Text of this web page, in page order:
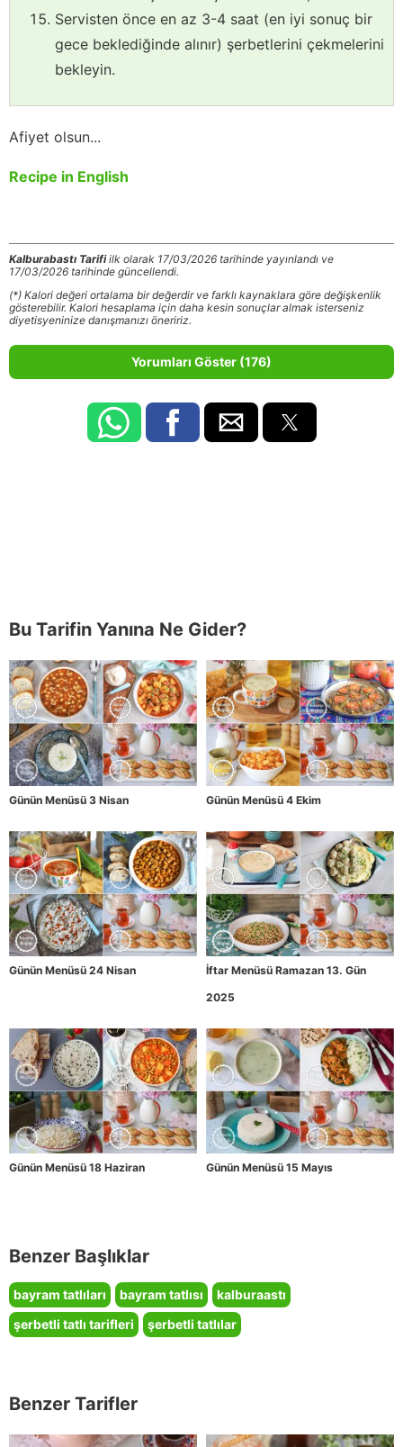
Servisten önce en az 3-4 saat (en iyi sonuç bir
gece beklediğinde alınır) şerbetlerini çekmelerini
bekleyin.
Afiyet olsun...
Recipe in English
Kalburabastı Tarifiilk olarak 17/03/2026 tarihinde yayınlandı ve
17/03/2026 tarihinde güncellendi.
(*) Kalori değeri ortalama bir değerdir ve farklı kaynaklara göre değişkenlik
gösterebilir. Kalori hesaplama için daha kesin sonuçlar almak isterseniz
diyetisyeninize danışmanızı öneririz.
Yorumları Göster (176)
Bu Tarifin Yanına Ne Gider?
Günün Menüsü 3 Nisan Günün Menüsü 4 Ekim
Günün Menüsü 24 Nisan
İftar Menüsü Ramazan 13. Gün
2025
Günün Menüsü 18 Haziran Günün Menüsü 15 Mayıs
Benzer Başlıklar
bayram tatlıları bayram tatlısı
kalburaastı
şerbetli tatlı tarifleri
şerbetli tatlılar
Benzer Tarifler